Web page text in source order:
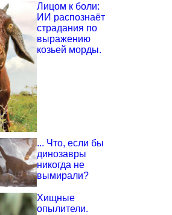
Лицом к боли:
ИИ распознаёт
страдания по
выражению
козьей морды.
... Что, если бы
динозавры
никогда не
вымирали?
Хищные
опылители.